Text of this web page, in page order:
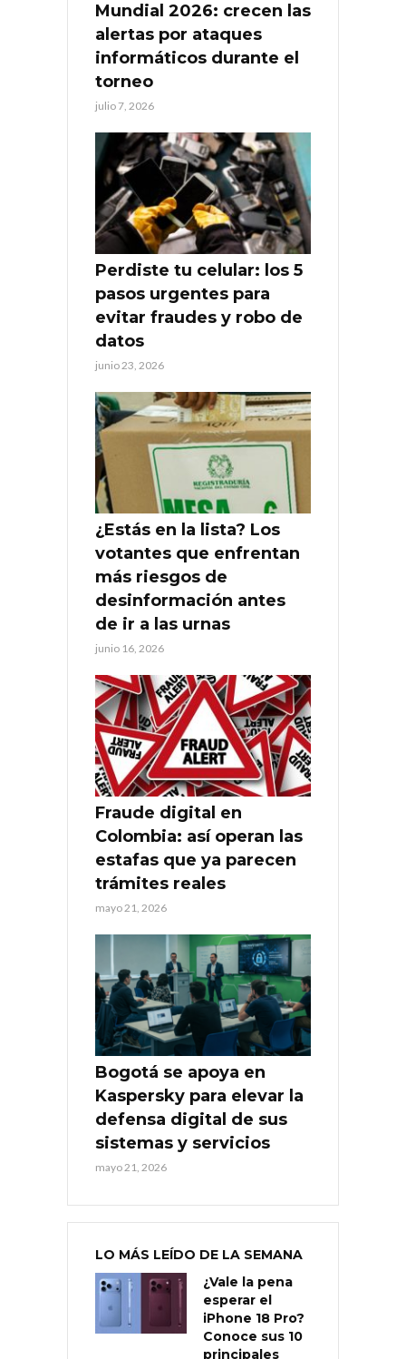
Mundial 2026: crecen las
alertas por ataques
informáticos durante el
torneo
julio 7, 2026
Perdiste tu celular: los 5
pasos urgentes para
evitar fraudes y robo de
datos
junio 23, 2026
¿Estás en la lista? Los
votantes que enfrentan
más riesgos de
desinformación antes
de ir a las urnas
junio 16, 2026
Fraude digital en
Colombia: así operan las
estafas que ya parecen
trámites reales
mayo 21, 2026
Bogotá se apoya en
Kaspersky para elevar la
defensa digital de sus
sistemas y servicios
mayo 21, 2026
LO MÁS LEÍDO DE LA SEMANA
¿Vale la pena
esperar el
iPhone 18 Pro?
Conoce sus 10
principales